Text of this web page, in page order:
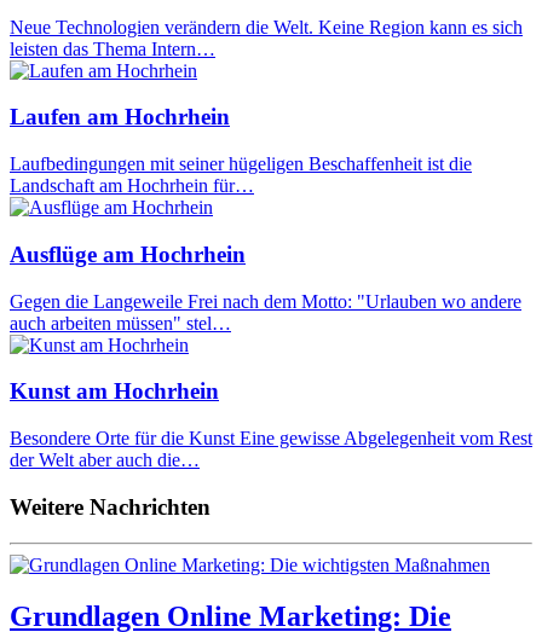
Neue Technologien verändern die Welt. Keine Region kann es sich
leisten das Thema Intern…
Laufen am Hochrhein
Laufbedingungen mit seiner hügeligen Beschaffenheit ist die
Landschaft am Hochrhein für…
Ausflüge am Hochrhein
Gegen die Langeweile Frei nach dem Motto: "Urlauben wo andere
auch arbeiten müssen" stel…
Kunst am Hochrhein
Besondere Orte für die Kunst Eine gewisse Abgelegenheit vom Rest
der Welt aber auch die…
Weitere Nachrichten
Grundlagen Online Marketing: Die